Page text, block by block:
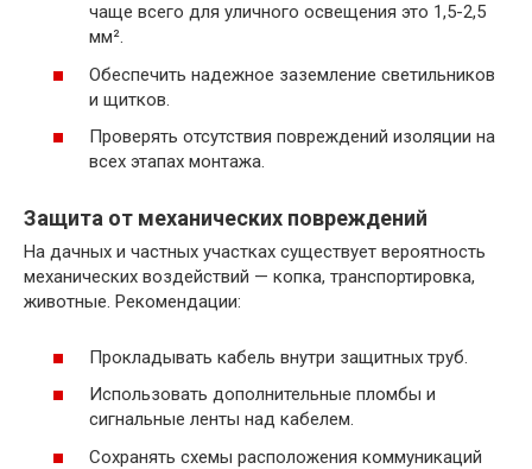
чаще всего для уличного освещения это 1,5-2,5
мм².
Обеспечить надежное заземление светильников
и щитков.
Проверять отсутствия повреждений изоляции на
всех этапах монтажа.
Защита от механических повреждений
На дачных и частных участках существует вероятность
механических воздействий — копка, транспортировка,
животные. Рекомендации:
Прокладывать кабель внутри защитных труб.
Использовать дополнительные пломбы и
сигнальные ленты над кабелем.
Сохранять схемы расположения коммуникаций